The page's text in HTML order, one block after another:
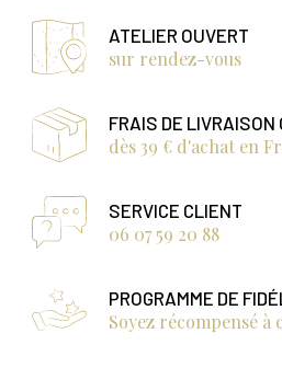
ATELIER OUVERT
sur rendez-vous
FRAIS DE LIVRAISON
dès 39 € d'achat en
SERVICE CLIENT
06 07 59 20 88
PROGRAMME DE
Soyez récompensé à